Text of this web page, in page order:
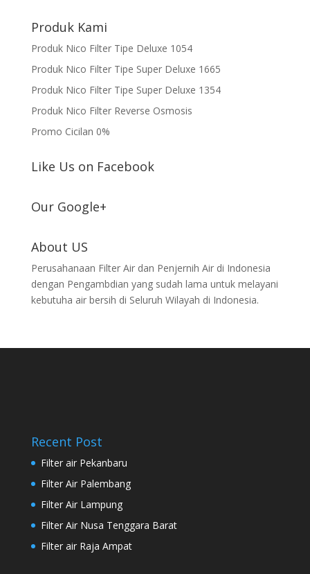
Produk Kami
Produk Nico Filter Tipe Deluxe 1054
Produk Nico Filter Tipe Super Deluxe 1665
Produk Nico Filter Tipe Super Deluxe 1354
Produk Nico Filter Reverse Osmosis
Promo Cicilan 0%
Like Us on Facebook
Our Google+
About US
Perusahanaan Filter Air dan Penjernih Air di Indonesia
dengan Pengambdian yang sudah lama untuk melayani
kebutuha air bersih di Seluruh Wilayah di Indonesia.
Recent Post
Filter air Pekanbaru
Filter Air Palembang
Filter Air Lampung
Filter Air Nusa Tenggara Barat
Filter air Raja Ampat